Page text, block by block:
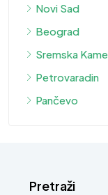
Novi Sad
Beograd
Sremska
Petrovaradin
Pančevo
Pretraži